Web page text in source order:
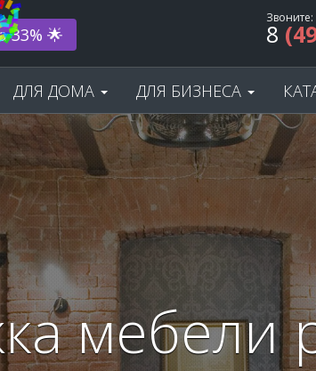
🎂
Звоните:
8
ДЛЯ ДОМА ДЛЯ БИЗНЕСА
мебели